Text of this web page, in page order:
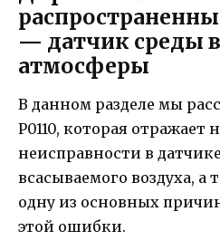
— датчик среды
атмосферы
В данном разделе мы
P0110, которая отражает
неисправности в
всасываемого воздуха, а
одну из основных
этой ошибки.